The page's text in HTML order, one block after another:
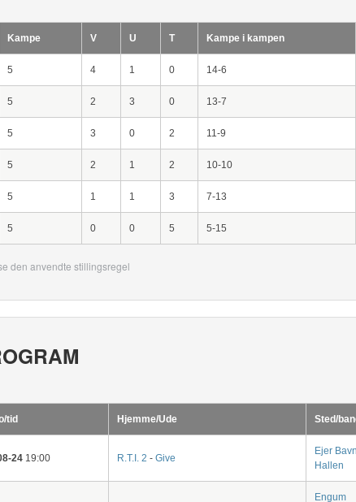
Kampe V U T Kampe i kampen
5 4 1 0 14-6
5 2 3 0 13-7
5 3 0 2 11-9
5 2 1 2 10-10
5 1 1 3 7-13
5 0 0 5 5-15
den anvendte stillingsregel
tid Hjemme/Ude Sted/
2419:00 R.T.I. 2 - Give
Ejer
Hallen
Engum